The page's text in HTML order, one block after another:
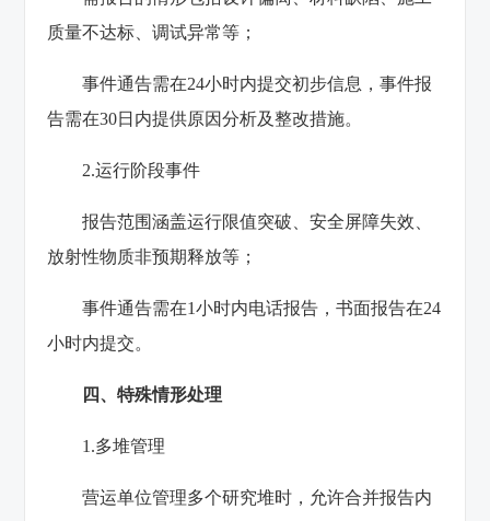
质量不达标、调试异常等‌；
事件通告需在24小时内提交初步信息，事件报
告需在30日内提供原因分析及整改措施‌。
2.运行阶段事件‌
报告范围涵盖运行限值突破、安全屏障失效、
放射性物质非预期释放等‌；
事件通告需在1小时内电话报告，书面报告在24
小时内提交‌。
四、特殊情形处理
1.多堆管理‌
营运单位管理多个研究堆时，允许合并报告内